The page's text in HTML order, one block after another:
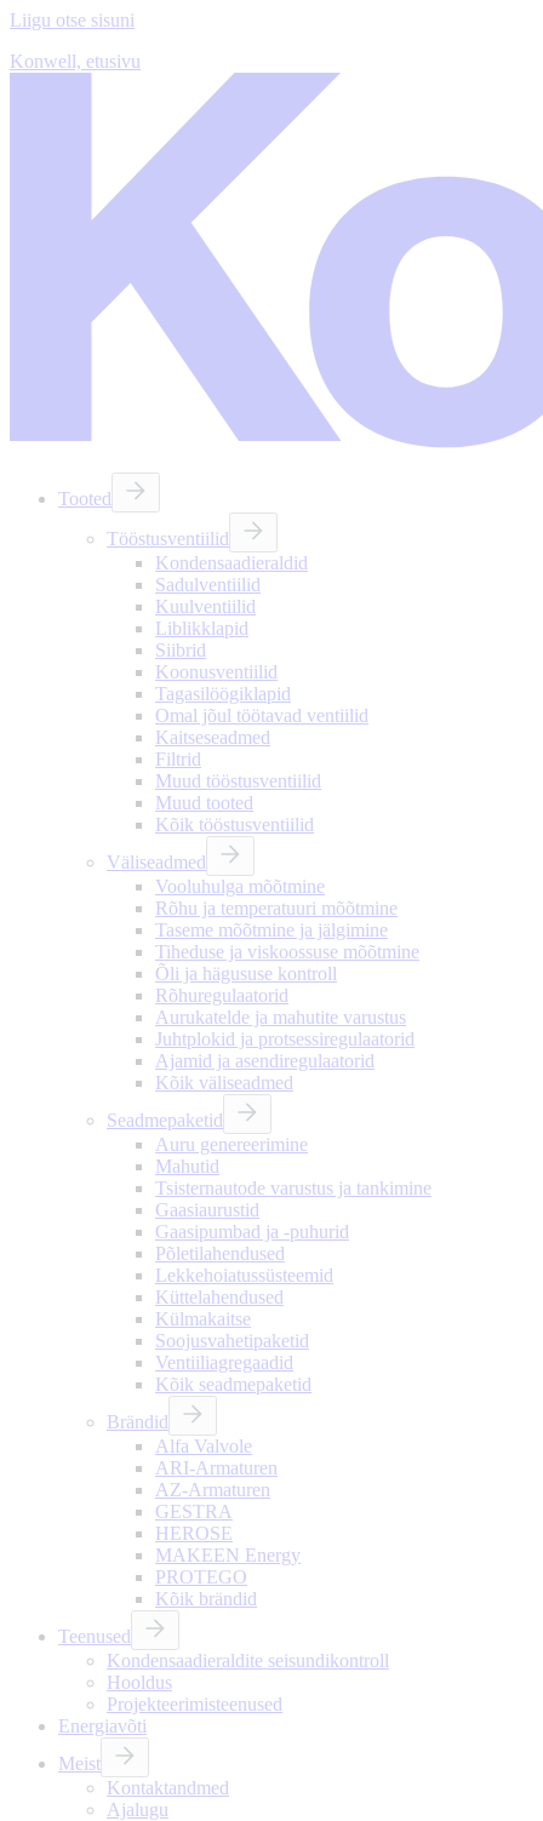
Liigu otse sisuni
Konwell, etusivu
Tooted
Tööstusventiilid
Kondensaadieraldid
Sadulventiilid
Kuulventiilid
Liblikklapid
Siibrid
Koonusventiilid
Tagasilöögiklapid
Omal jõul töötavad ventiilid
Kaitseseadmed
Filtrid
Muud tööstusventiilid
Muud tooted
Kõik tööstusventiilid
Väliseadmed
Vooluhulga mõõtmine
Rõhu ja temperatuuri mõõtmine
Taseme mõõtmine ja jälgimine
Tiheduse ja viskoossuse mõõtmine
Õli ja hägususe kontroll
Rõhuregulaatorid
Aurukatelde ja mahutite varustus
Juhtplokid ja protsessiregulaatorid
Ajamid ja asendiregulaatorid
Kõik väliseadmed
Seadmepaketid
Auru genereerimine
Mahutid
Tsisternautode varustus ja tankimine
Gaasiaurustid
Gaasipumbad ja -puhurid
Põletilahendused
Lekkehoiatussüsteemid
Küttelahendused
Külmakaitse
Soojusvahetipaketid
Ventiiliagregaadid
Kõik seadmepaketid
Brändid
Alfa Valvole
ARI-Armaturen
AZ-Armaturen
GESTRA
HEROSE
MAKEEN Energy
PROTEGO
Kõik brändid
Teenused
Kondensaadieraldite seisundikontroll
Hooldus
Projekteerimisteenused
Energiavõti
Meist
Kontaktandmed
Ajalugu